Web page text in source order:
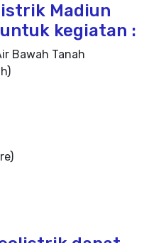
Madiun
kegiatan :
Bawah Tanah